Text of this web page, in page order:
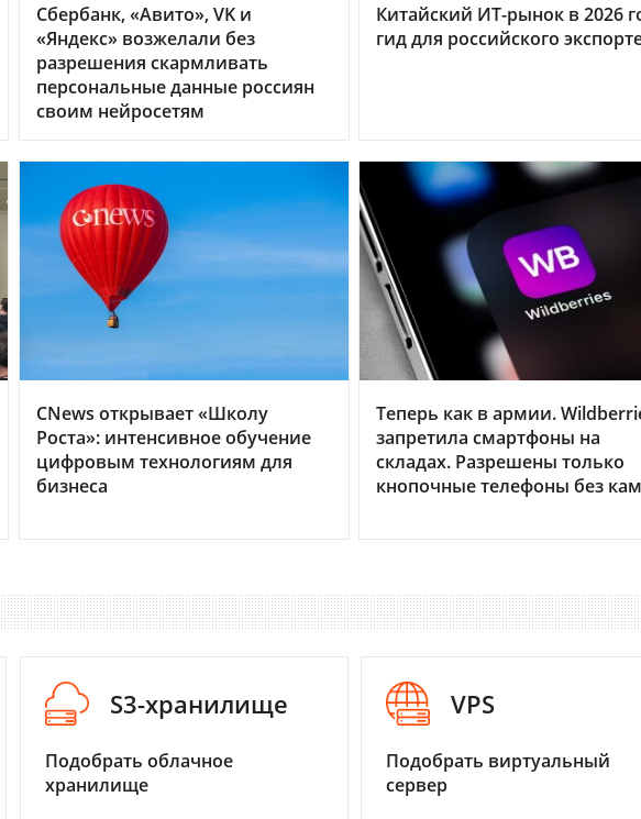
Сбербанк, «Авито», VK и
«Яндекс» возжелали без
разрешения скармливать
персональные данные россиян
своим нейросетям
Китайский ИТ-рынок в 2026
гид для российского
CNews открывает «Школу
Роста»: интенсивное обучение
цифровым технологиям для
бизнеса
Теперь как в армии.
запретила смартфоны на
складах. Разрешены только
кнопочные телефоны без
S3-хранилище
Подобрать облачное
хранилище
VPS
Подобрать виртуальный
сервер